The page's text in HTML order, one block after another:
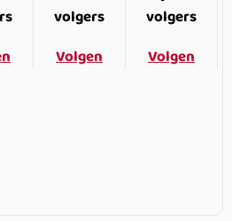
volgers
Volgen
volgers
Volgen